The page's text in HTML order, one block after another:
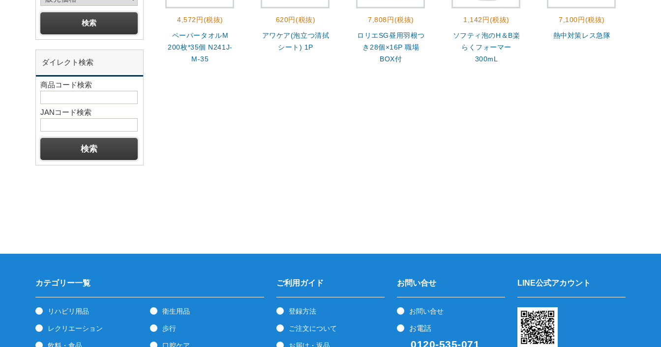
ダイレクト検索
商品コード検索
JANコード検索
4,572円(税抜)
ペーパータオルM
200枚*35個 N241J-
M-35
620円(税抜)
アワケア(泡立つ清拭
シート) 1P
7,808円(税抜)
ロリエSG昼用羽根つ
き28個×16P 職場
BOX付
1,142円(税抜)
ソフティ泡のH＆B楽
らくフォーマー
300mL
7,100円(税抜)
熱中対策レス急隊
カテゴリー一覧
リハビリ用品 衛生用品
レクリエーション 歩行
飲料・食品 口腔ケア
ご利用ガイド
登録方法
ご注文について
お届け・返品
お問い合せ
お問い合せ
お電話
0120-535-071
LINE公式アカウント